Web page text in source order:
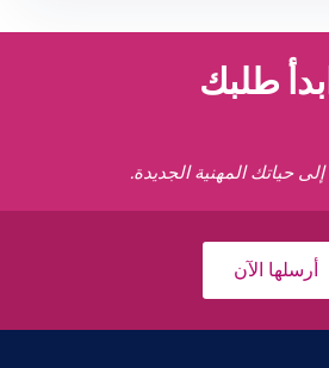
طلبك
حياتك المهنية الجديدة.
أرسلها الآن